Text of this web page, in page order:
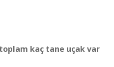
kaç tane uçak var